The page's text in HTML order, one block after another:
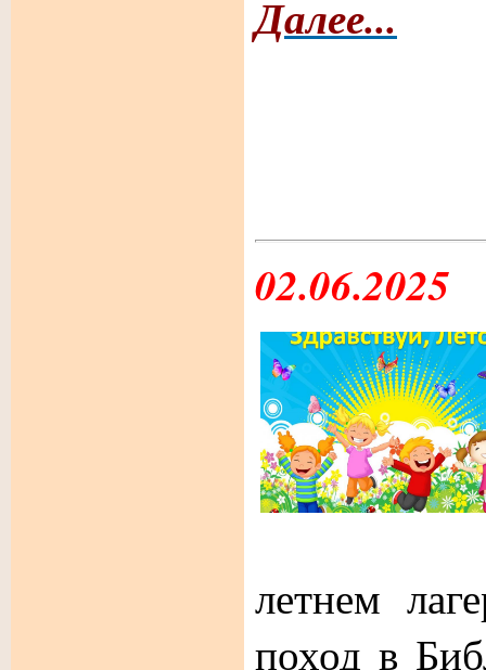
Далее...
02.06.2025
летнем
поход в